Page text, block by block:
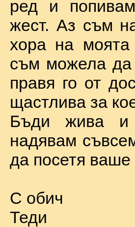
ред и
жест. Аз съм
хора на моята
съм можела да
правя го от
щастлива за
Бъди жива и
надявам
да посетя
С обич
Теди